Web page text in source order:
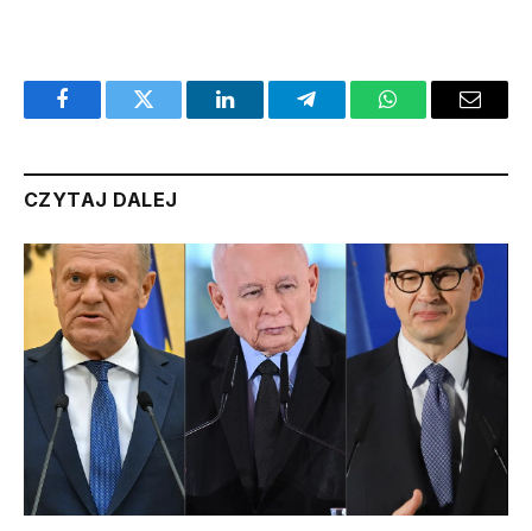
FacebookTwitter LinkedInTelegramWhatsAppEmail
CZYTAJ DALEJ